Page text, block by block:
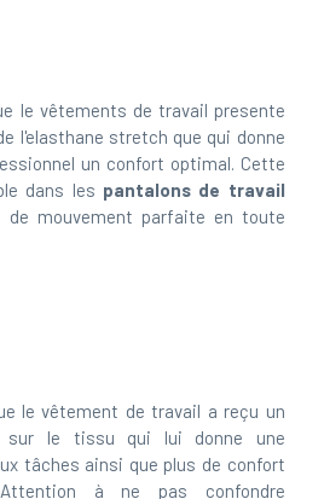
l'elasthane stretch que qui donne
un confort optimal. Cette
dans les pantalons de travail
de mouvement parfaite en toute
sur le tissu qui lui donne une
tâches ainsi que plus de confort
à ne pas confondre
! un vêtements professionnel